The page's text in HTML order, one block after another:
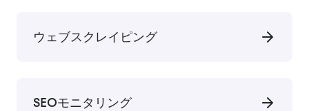
ウェブスクレイピング
SEOモニタリング